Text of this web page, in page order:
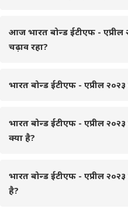
आज भारत बोन्ड ईटीएफ -
चढ़ाव रहा?
भारत बोन्ड ईटीएफ - एप्रील
भारत बोन्ड ईटीएफ - एप्रील
क्या है?
भारत बोन्ड ईटीएफ - एप्रील
है?